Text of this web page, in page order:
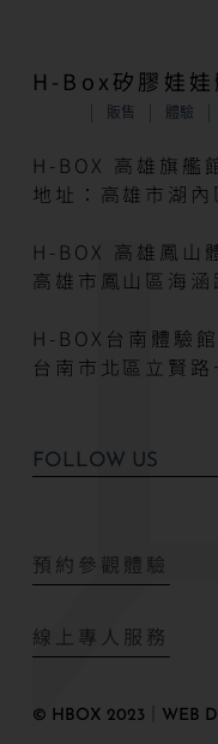
H-Box矽膠娃娃
販售 體驗
H-BOX 高雄旗艦
地址：高雄市湖
H-BOX 高雄鳳山
高雄市鳳山區海
H-BOX台南體驗館
台南市北區立賢
FOLLOW US
預約參觀體驗
線上專人服務
© HBOX 2023｜WEB